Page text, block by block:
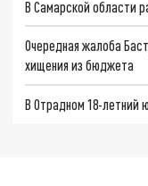
В Самарской области
Очередная жалоба
хищения из бюджета
В Отрадном 18-летний